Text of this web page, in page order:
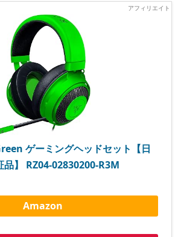
ゲーミングヘッドセット【日
品】 RZ04-02830200-R3M
Amazon